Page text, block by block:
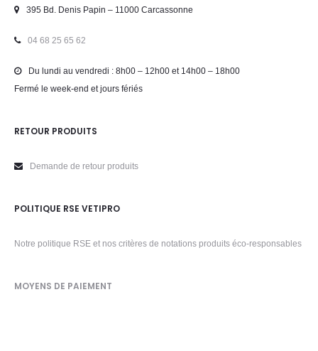
395 Bd. Denis Papin – 11000 Carcassonne
04 68 25 65 62
Du lundi au vendredi : 8h00 – 12h00 et 14h00 – 18h00
Fermé le week-end et jours fériés
RETOUR PRODUITS
Demande de retour produits
POLITIQUE RSE VETIPRO
Notre politique RSE et nos critères de notations produits éco-responsables
MOYENS DE PAIEMENT